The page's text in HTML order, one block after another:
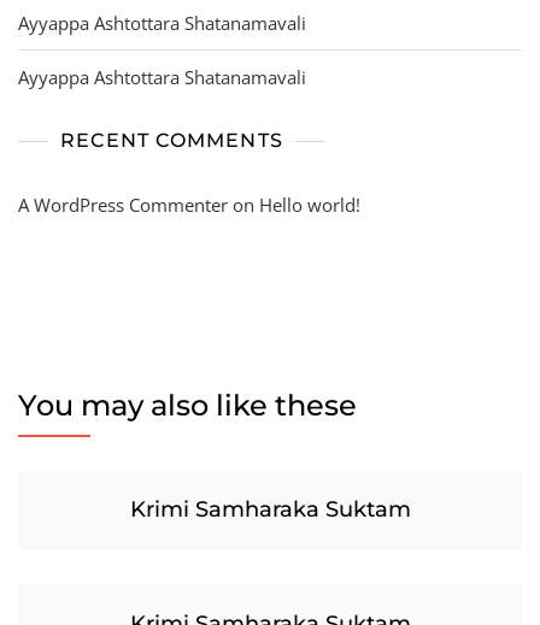
Ayyappa Ashtottara Shatanamavali
Ayyappa Ashtottara Shatanamavali
RECENT COMMENTS
A WordPress Commenter on Hello world!
You may also like these
Krimi Samharaka Suktam